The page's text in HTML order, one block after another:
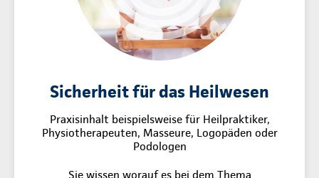
Sicherheit für das Heilwesen
Praxisinhalt beispielsweise für Heilpraktiker,
Physiotherapeuten, Masseure, Logopäden oder
Podologen
Sie wissen worauf es bei dem Thema